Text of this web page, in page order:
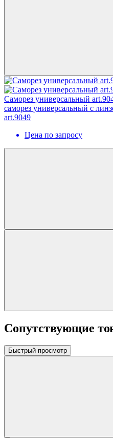
Саморез универсальный
саморез универсальный с
art.9049
Цена по запросу
Сопутствующие
Быстрый просмотр